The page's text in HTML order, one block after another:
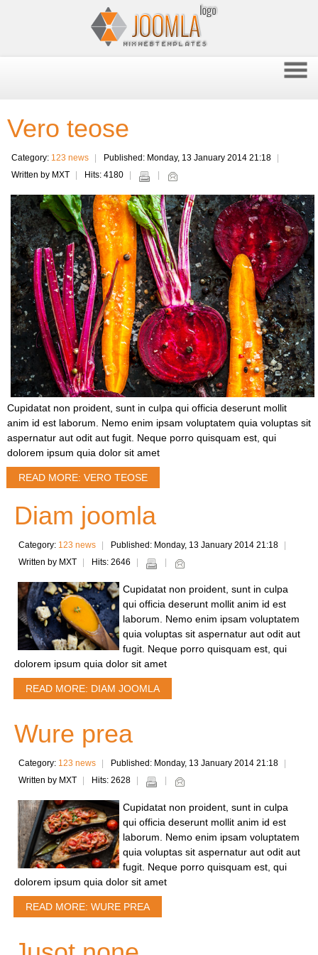
Vero teose
Category: 123 news
Published: Monday, 13 January 2014 21:18
Written by MXT
Hits: 4180
Cupidatat non proident, sunt in culpa qui officia deserunt mollit
anim id est laborum. Nemo enim ipsam voluptatem quia voluptas sit
aspernatur aut odit aut fugit. Neque porro quisquam est, qui
dolorem ipsum quia dolor sit amet
READ MORE: VERO TEOSE
Diam joomla
Category: 123 news
Published: Monday, 13 January 2014 21:18
Written by MXT
Hits: 2646
Cupidatat non proident, sunt in culpa
qui officia deserunt mollit anim id est
laborum. Nemo enim ipsam voluptatem
quia voluptas sit aspernatur aut odit aut
fugit. Neque porro quisquam est, qui
dolorem ipsum quia dolor sit amet
READ MORE: DIAM JOOMLA
Wure prea
Category: 123 news
Published: Monday, 13 January 2014 21:18
Written by MXT
Hits: 2628
Cupidatat non proident, sunt in culpa
qui officia deserunt mollit anim id est
laborum. Nemo enim ipsam voluptatem
quia voluptas sit aspernatur aut odit aut
fugit. Neque porro quisquam est, qui
dolorem ipsum quia dolor sit amet
READ MORE: WURE PREA